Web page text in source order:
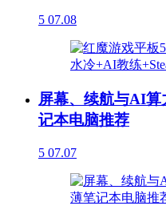
5 07.08
屏幕、续航与AI
记本电脑推荐
5 07.07